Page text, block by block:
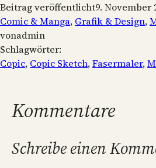
Beitrag veröffentlicht9. November
Comic & Manga, Grafik & Design,
vonadmin
Schlagwörter:
Copic, Copic Sketch, Fasermaler,
Kommentare
Schreibe einen